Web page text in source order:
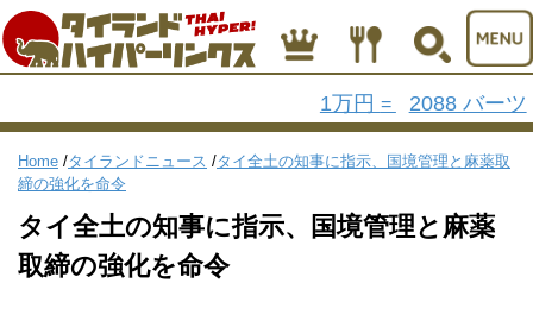
1万円 = 2088 バーツ
Home /タイランドニュース /タイ全土の知事に指示、国境管理と麻薬取
締の強化を命令
タイ全土の知事に指示、国境管理と麻薬
取締の強化を命令